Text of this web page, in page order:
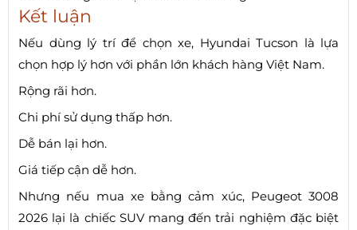
Kết luận
Nếu dùng lý trí để chọn xe, Hyundai Tucson là lựa
chọn hợp lý hơn với phần lớn khách hàng Việt Nam.
Rộng rãi hơn.
Chi phí sử dụng thấp hơn.
Dễ bán lại hơn.
Giá tiếp cận dễ hơn.
Nhưng nếu mua xe bằng cảm xúc, Peugeot 3008
2026 lại là chiếc SUV mang đến trải nghiệm đặc biệt